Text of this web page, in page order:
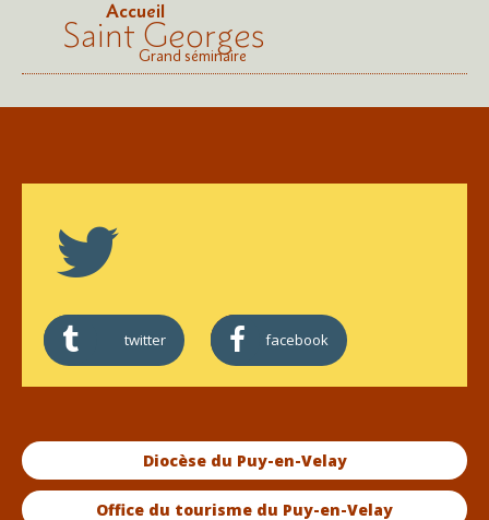
Accueil
Saint Georges
Grand séminaire
twitter facebook
Diocèse du Puy-en-Velay
Office du tourisme du Puy-en-Velay